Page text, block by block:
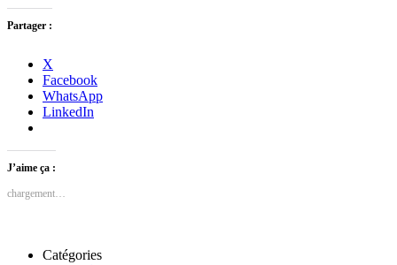
Partager :
X
Facebook
WhatsApp
LinkedIn
J’aime ça :
chargement…
Catégories